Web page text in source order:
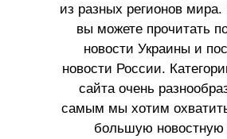
из разных регионов
вы можете прочитать
новости Украины и
новости России.
сайта очень
самым мы хотим
большую новостную